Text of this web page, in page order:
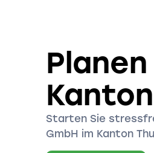
Starten Sie
GmbH im Kanton